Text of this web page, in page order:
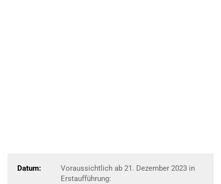
Datum:
Voraussichtlich ab 21. Dezember 2023 in
Erstaufführung: